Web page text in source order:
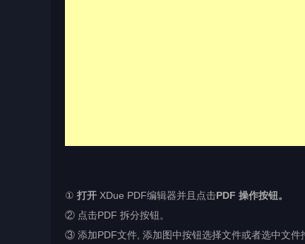
① 打开 XDue PDF编辑器并且点击PDF 操作按钮。
② 点击PDF 拆分按钮。
③ 添加PDF文件, 添加图中按钮选择文件或者选中文件